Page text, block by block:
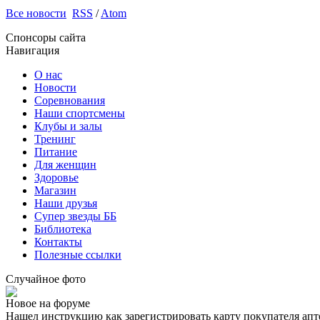
Все новости RSS /Atom
Спонсоры сайта
Навигация
О нас
Новости
Соревнования
Наши спортсмены
Клубы и залы
Тренинг
Питание
Для женщин
Здоровье
Магазин
Наши друзья
Супер звезды ББ
Библиотека
Контакты
Полезные ссылки
Случайное фото
Новое на форуме
Нашел инструкцию как зарегистрировать карту покупателя